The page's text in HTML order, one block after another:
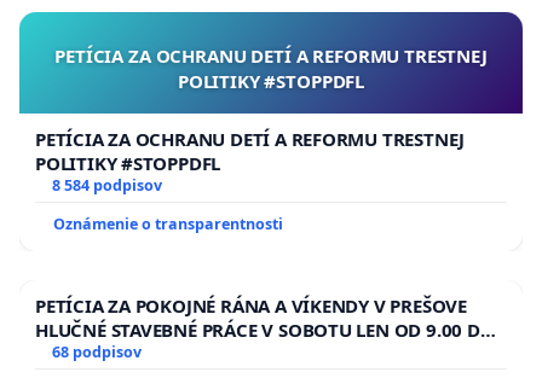
PETÍCIA ZA OCHRANU DETÍ A REFORMU TRESTNEJ
POLITIKY #STOPPDFL
PETÍCIA ZA OCHRANU DETÍ A REFORMU TRESTNEJ
POLITIKY #STOPPDFL
8 584 podpisov
Oznámenie o transparentnosti
PETÍCIA ZA POKOJNÉ RÁNA A VÍKENDY V PREŠOVE
HLUČNÉ STAVEBNÉ PRÁCE V SOBOTU LEN OD 9.00 DO
13.00 HOD., CEZ PRACOVNÝ TÝŽDEŇ CIEĽ 8.00 – 18.00
68 podpisov